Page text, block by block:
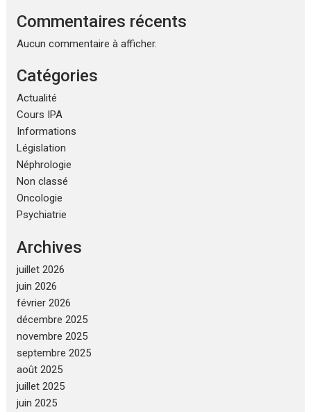
Commentaires récents
Aucun commentaire à afficher.
Catégories
Actualité
Cours IPA
Informations
Législation
Néphrologie
Non classé
Oncologie
Psychiatrie
Archives
juillet 2026
juin 2026
février 2026
décembre 2025
novembre 2025
septembre 2025
août 2025
juillet 2025
juin 2025